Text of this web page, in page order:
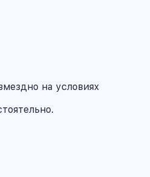
на условиях